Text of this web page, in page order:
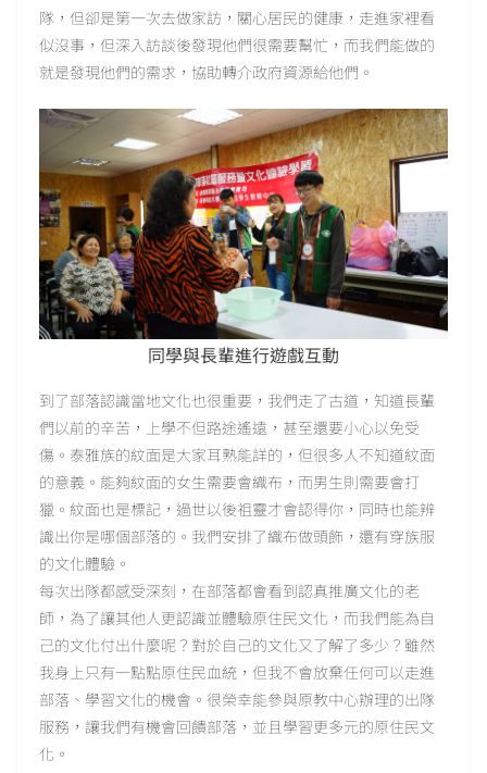
隊，但卻是第一次去做家訪，關心居民的健康，走進家裡看
似沒事，但深入訪談後發現他們很需要幫忙，而我們能做的
就是發現他們的需求，協助轉介政府資源給他們。
同學與長輩進行遊戲互動
到了部落認識當地文化也很重要，我們走了古道，知道長輩
們以前的辛苦，上學不但路途遙遠，甚至還要小心以免受
傷。泰雅族的紋面是大家耳熟能詳的，但很多人不知道紋面
的意義。能夠紋面的女生需要會織布，而男生則需要會打
獵。紋面也是標記，過世以後祖靈才會認得你，同時也能辨
識出你是哪個部落的。我們安排了織布做頭飾，還有穿族服
的文化體驗。
每次出隊都感受深刻，在部落都會看到認真推廣文化的老
師，為了讓其他人更認識並體驗原住民文化，而我們能為自
己的文化付出什麼呢？對於自己的文化又了解了多少？雖然
我身上只有一點點原住民血統，但我不會放棄任何可以走進
部落、學習文化的機會。很榮幸能參與原教中心辦理的出隊
服務，讓我們有機會回饋部落，並且學習更多元的原住民文
化。